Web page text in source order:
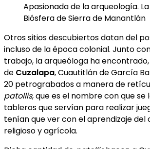
Apasionada de la arqueología.
Biósfera de Sierra de Manantlán
Otros sitios descubiertos datan del
incluso de la época colonial. Junto
trabajo, la arqueóloga ha
de Cuzalapa, Cuautitlán de García
20 petrograbados a manera de
patollis, que es el nombre con que se
tableros que servían para realizar
tenían que ver con el aprendizaje del
religioso y agrícola.